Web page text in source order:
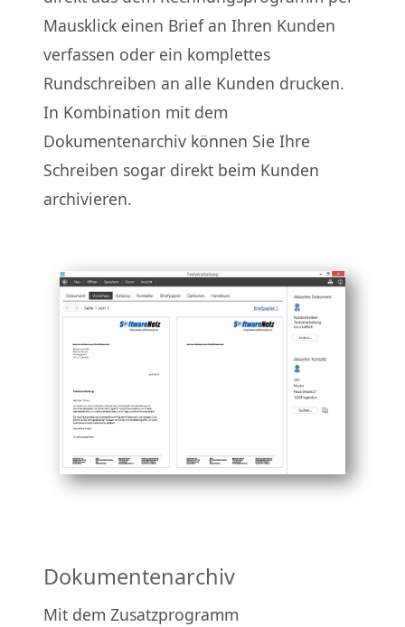
Mausklick einen Brief an Ihren Kunden
verfassen oder ein komplettes
Rundschreiben an alle Kunden drucken.
In Kombination mit dem
Dokumentenarchiv können Sie Ihre
Schreiben sogar direkt beim Kunden
archivieren.
Dokumentenarchiv
Mit dem Zusatzprogramm